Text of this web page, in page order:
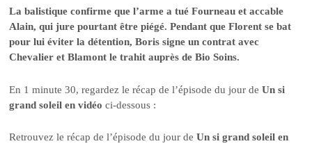
La balistique confirme que l’arme a tué Fourneau et accable
Alain, qui jure pourtant être piégé. Pendant que Florent se bat
pour lui éviter la détention, Boris signe un contrat avec
Chevalier et Blamont le trahit auprès de Bio Soins.
En 1 minute 30, regardez le récap de l’épisode du jour deUn si
grand soleil en vidéo ci-dessous :
Retrouvez le récap de l’épisode du jour deUn si grand soleil en